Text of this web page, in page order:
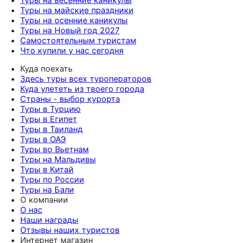
Туры на майские праздники
Туры на осенние каникулы
Туры на Новый год 2027
Самостоятельным туристам
Что купили у нас сегодня
Куда поехать
Здесь туры всех туроператоров
Куда улететь из твоего города
Страны - выбор курорта
Туры в Турцию
Туры в Египет
Туры в Таиланд
Туры в ОАЭ
Туры во Вьетнам
Туры на Мальдивы
Туры в Китай
Туры по России
Туры на Бали
О компании
О нас
Наши награды
Отзывы наших туристов
Интернет магазин